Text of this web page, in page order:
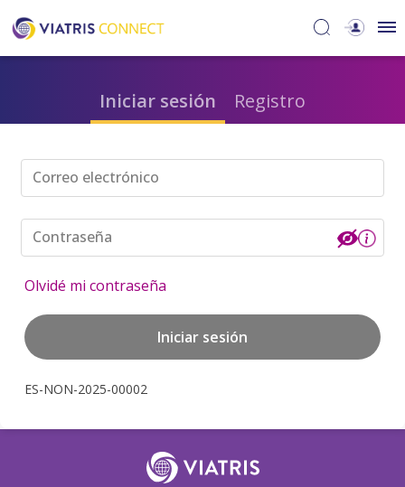
Iniciar sesión Registro
Correo electrónico
Contraseña
Olvidé mi contraseña
Iniciar sesión
ES-NON-2025-00002